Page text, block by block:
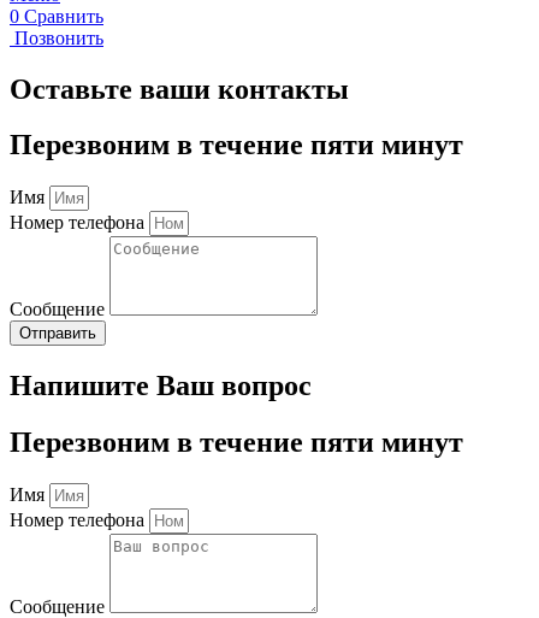
0 Сравнить
Позвонить
Оставьте ваши контакты
Перезвоним в течение пяти минут
Имя
Номер телефона
Сообщение
Отправить
Напишите Ваш вопрос
Перезвоним в течение пяти минут
Имя
Номер телефона
Сообщение